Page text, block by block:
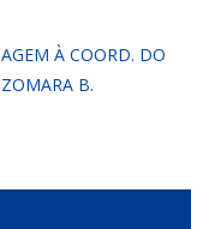
À COORD. DO
B.